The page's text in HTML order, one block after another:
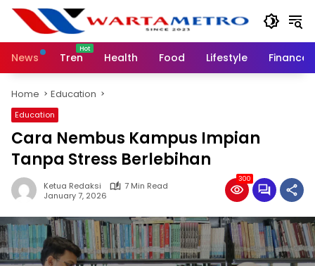
Skip
content
News
Tren Health Food Lifestyle Finance
Home Education
Education
Cara Nembus Kampus Impian
Tanpa Stress Berlebihan
Ketua Redaksi
7 Min Read
January 7, 2026
300